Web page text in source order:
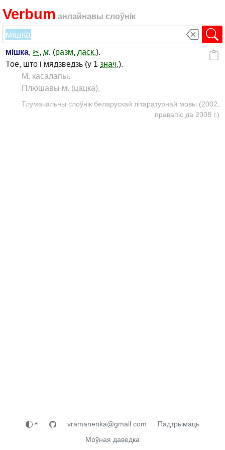
Verbum анлайнавы слоўнік
мішка, ✂, м. (разм. ласк.).
Тое, што і мядзведзь (у 1 знач.).
М. касалапы.
Плюшавы м. (цацка).
Тлумачальны слоўнік беларускай літаратурнай мовы (2002,
правапіс да 2008 г.)
vramanenka@gmail.com
Падтрымаць
Моўная даведка